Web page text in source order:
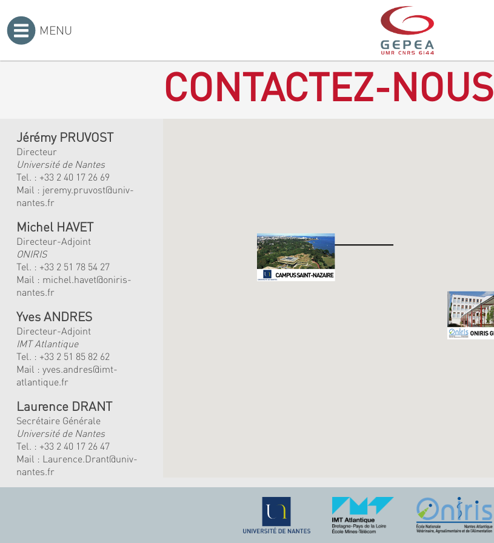
MENU
CONTACTEZ-NOUS
Jérémy PRUVOST
Directeur
Université de Nantes
Tel. : +33 2 40 17 26 69
Mail : jeremy.pruvost@univ-
nantes.fr
Michel HAVET
Directeur-Adjoint
ONIRIS
Tel. : +33 2 51 78 54 27
Mail : michel.havet@oniris-
nantes.fr
Yves ANDRES
Directeur-Adjoint
IMT Atlantique
Tel. : +33 2 51 85 82 62
Mail : yves.andres@imt-
atlantique.fr
Laurence DRANT
Secrétaire Générale
Université de Nantes
Tel. : +33 2 40 17 26 47
Mail : Laurence.Drant@univ-
nantes.fr